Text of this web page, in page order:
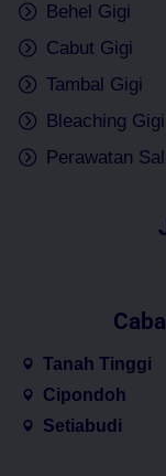
Behel Gigi
Cabut Gigi
Tambal Gigi
Bleaching Gigi
Perawatan
Tanah Tinggi
Cipondoh
Setiabudi